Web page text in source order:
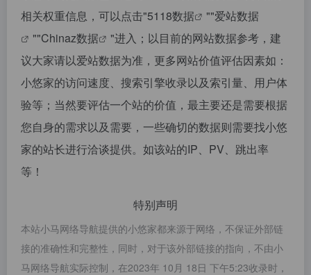
相关权重信息，可以点击"5118数据 ""爱站数据
""Chinaz数据
"进入；以目前的网站数据参考，建
议大家请以爱站数据为准，更多网站价值评估因素如：
小悠家的访问速度、搜索引擎收录以及索引量、用户体
验等；当然要评估一个站的价值，最主要还是需要根据
您自身的需求以及需要，一些确切的数据则需要找小悠
家的站长进行洽谈提供。如该站的IP、PV、跳出率
等！
特别声明
本站小马网络导航提供的小悠家都来源于网络，不保证外部链
接的准确性和完整性，同时，对于该外部链接的指向，不由小
马网络导航实际控制，在2023年 10月 18日 下午5:23收录时，